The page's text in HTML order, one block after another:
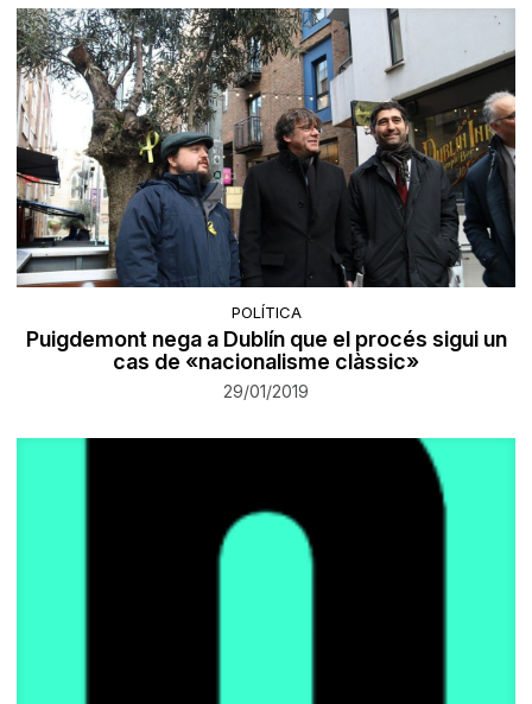
POLÍTICA
Puigdemont nega a Dublín que el procés sigui un
cas de «nacionalisme clàssic»
29/01/2019